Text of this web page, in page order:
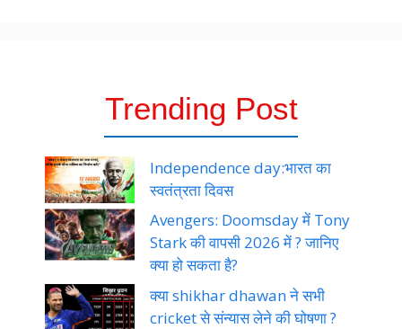
Trending Post
Independence day:भारत का
स्वतंत्रता दिवस
Avengers: Doomsday में Tony
Stark की वापसी 2026 में ? जानिए
क्या हो सकता है?
क्या shikhar dhawan ने सभी
cricket से संन्यास लेने की घोषणा ?